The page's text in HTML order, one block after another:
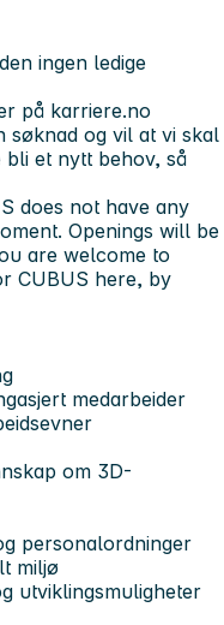
ingen ledige
på karriere.no
søknad og vil at vi skal
et nytt behov, så
does not have any
Openings will be
are welcome to
CUBUS here, by
medarbeider
om 3D-
personalordninger
miljø
utviklingsmuligheter